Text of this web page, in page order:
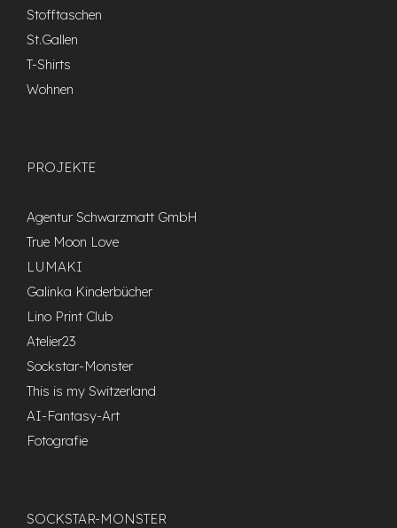
Stofftaschen
St.Gallen
T-Shirts
Wohnen
PROJEKTE
Agentur Schwarzmatt GmbH
True Moon Love
LUMAKI
Galinka Kinderbücher
Lino Print Club
Atelier23
Sockstar-Monster
This is my Switzerland
AI-Fantasy-Art
Fotografie
SOCKSTAR-MONSTER